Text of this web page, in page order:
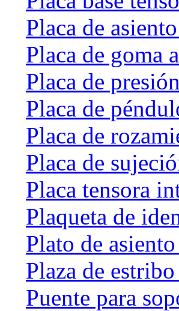
Placa de
Placa de goma
Placa de presión
Placa de
Placa de
Placa de
Placa tensora
Plaqueta de
Plato de
Plaza de
Puente para